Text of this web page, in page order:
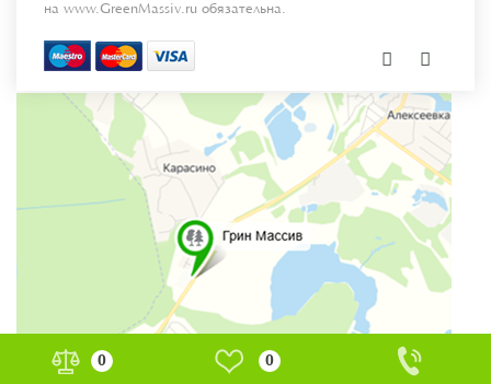
0 0
на www.GreenMassiv.ru обязательна.